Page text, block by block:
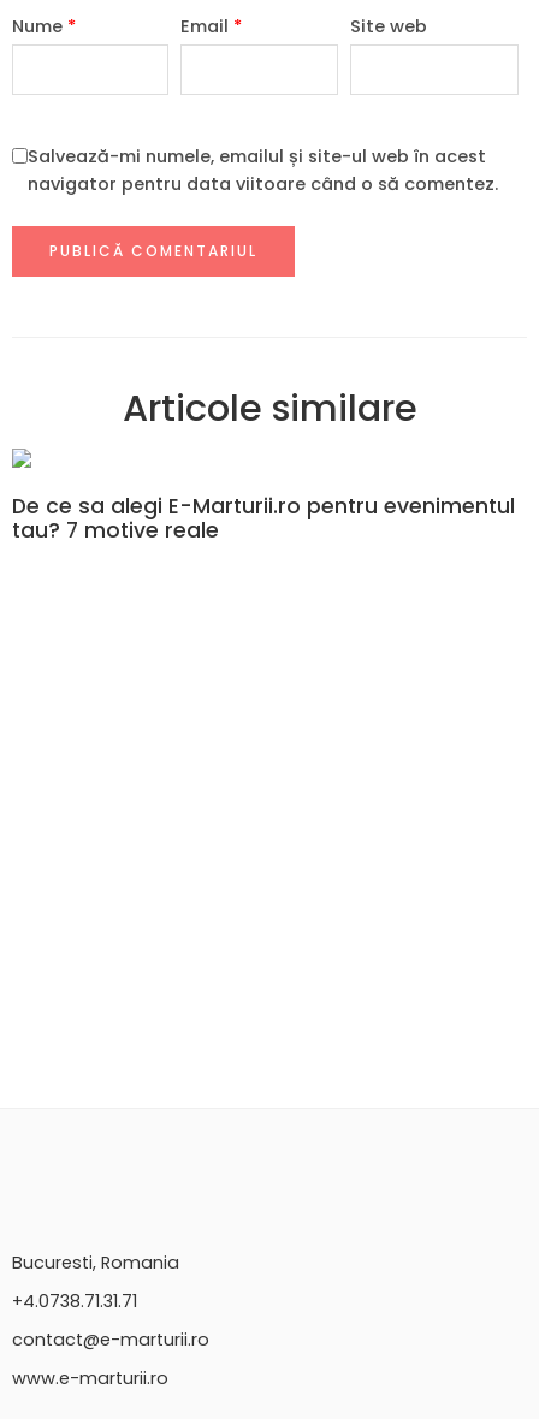
Nume * Email * Site web
Salvează-mi numele, emailul și site-ul web în acest
navigator pentru data viitoare când o să comentez.
Articole similare
De ce sa alegi E-Marturii.ro pentru evenimentul
tau? 7 motive reale
Bucuresti, Romania
+4.0738.71.31.71
contact@e-marturii.ro
www.e-marturii.ro